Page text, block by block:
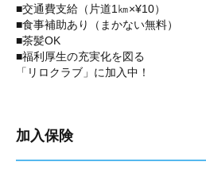
■交通費支給（片道1㎞×¥10）
■食事補助あり（まかない無料）
■茶髪OK
■福利厚生の充実化を図る
「リロクラブ」に加入中！
加入保険